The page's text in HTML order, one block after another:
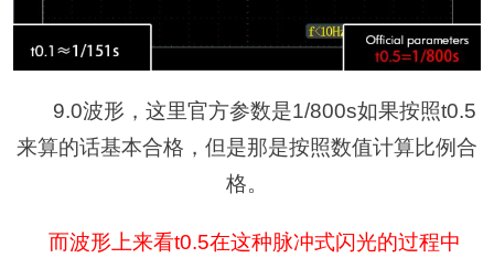
9.0波形，这里官方参数是1/800s如果按照t0.5
来算的话基本合格，但是那是按照数值计算比例合
格。
而波形上来看t0.5在这种脉冲式闪光的过程中